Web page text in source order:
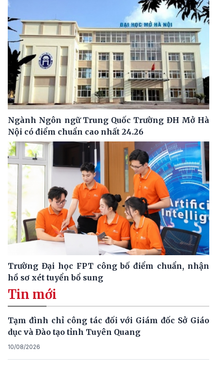
Ngành Ngôn ngữ Trung Quốc Trường ĐH Mở Hà
Nội có điểm chuẩn cao nhất 24.26
Trường Đại học FPT công bố điểm chuẩn, nhận
hồ sơ xét tuyển bổ sung
Tin mới
Tạm đình chỉ công tác đối với Giám đốc Sở Giáo
dục và Đào tạo tỉnh Tuyên Quang
10/08/2026